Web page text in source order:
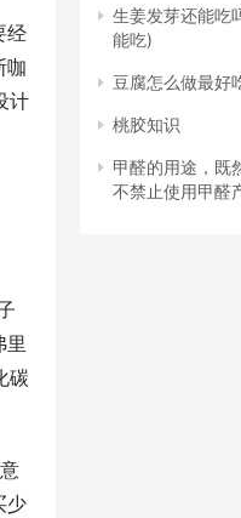
经
咖
计
里
碳
少
生姜发芽还能吃
能吃)
豆腐怎么做最好
桃胶知识
甲醛的用途，既
不禁止使用甲醛